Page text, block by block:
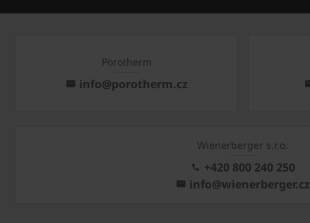
Porotherm
info@porotherm.cz
Wienerberger s.r.o.
+420 800 240 250
info@wienerberger.cz